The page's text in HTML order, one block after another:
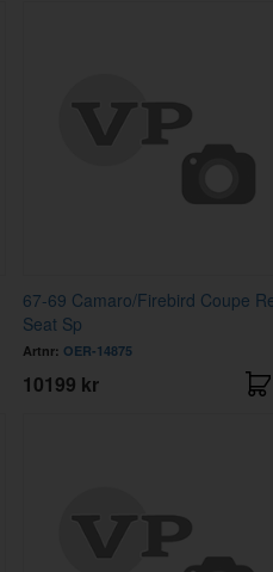
67-69 Camaro/Firebird Coupe
Seat Sp
Artnr: OER-14875
10199 kr